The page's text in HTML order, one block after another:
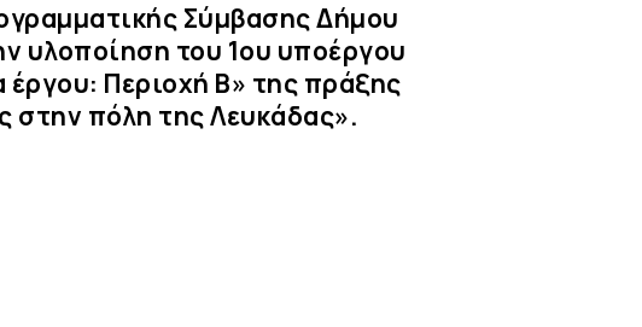
Σύμβασης Δήμου
υλοποίηση του 1ου υποέργου
Περιοχή Β» της πράξης
στην πόλη της Λευκάδας».